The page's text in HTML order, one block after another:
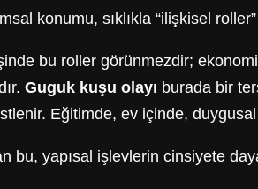
konumu, sıklıkla “ilişkisel
bu roller görünmezdir;
Guguk kuşu olayı burada bir
Eğitimde, ev içinde,
bu, yapısal işlevlerin cinsiyete